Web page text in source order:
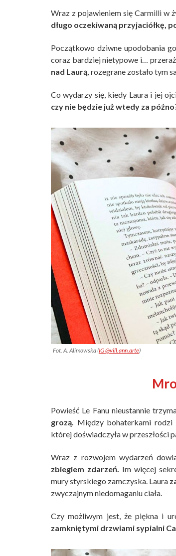
Wraz z pojawieniem się Carmilli w
długo oczekiwaną przyjaciółkę,
Początkowo dziwne upodobania
coraz bardziej nietypowe i…
nad Laurą, rozegrane zostało tym
Co wydarzy się, kiedy Laura i jej
czy nie będzie już wtedy za
Fot. A. Alimowska (IG @vill.ann.arte)
Powieść Le Fanu nieustannie
grozą. Między bohaterkami rodzi
której doświadczyła w przeszłości
Wraz z rozwojem wydarzeń
zbiegiem zdarzeń. Im więcej
mury styrskiego zamczyska. Laura
zwyczajnym niedomaganiu ciała.
Czy możliwym jest, że piękna i
zamkniętymi drzwiami sypialni